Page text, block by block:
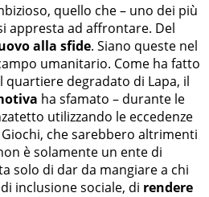
quello che – uno dei più
appresta ad affrontare. Del
alla sfide. Siano queste nel
umanitario. Come ha fatto
quartiere degradato di Lapa, il
ha sfamato – durante le
utilizzando le eccedenze
che sarebbero altrimenti
è solamente un ente di
solo di dar da mangiare a chi
inclusione sociale, di rendere